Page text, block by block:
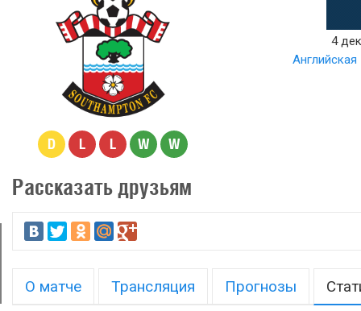
D L L W W
4
Рассказать друзьям
О матче Трансляция Прогнозы